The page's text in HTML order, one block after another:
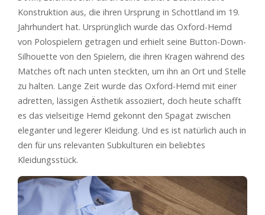
Konstruktion aus, die ihren Ursprung in Schottland im 19.
Jahrhundert hat. Ursprünglich wurde das Oxford-Hemd
von Polospielern getragen und erhielt seine Button-Down-
Silhouette von den Spielern, die ihren Kragen während des
Matches oft nach unten steckten, um ihn an Ort und Stelle
zu halten. Lange Zeit wurde das Oxford-Hemd mit einer
adretten, lässigen Ästhetik assoziiert, doch heute schafft
es das vielseitige Hemd gekonnt den Spagat zwischen
eleganter und legerer Kleidung. Und es ist natürlich auch in
den für uns relevanten Subkulturen ein beliebtes
Kleidungsstück.